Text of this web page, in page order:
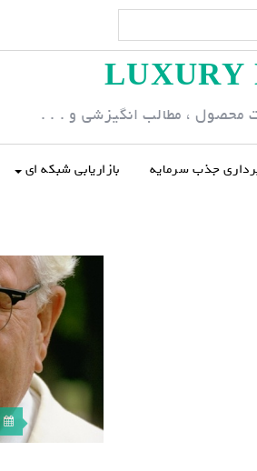
LUXURY
محصول ، مطالب انگیزشی و . . .
جذب سرمایه بازاریابی شبکه ای